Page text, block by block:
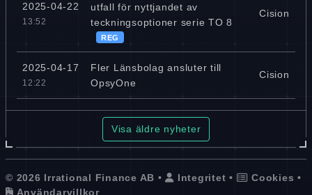
2025-04-22
13:52
utfall för nyttjandet av
teckningsoptioner serie TO 8
REG
Cision
2025-04-17
12:22
Fler Länsbolag ansluter till
OpsyOne
Cision
Visa äldre nyheter
© 2026 Irrational Finance AB • Integritet • Cookies •
Användarvillkor